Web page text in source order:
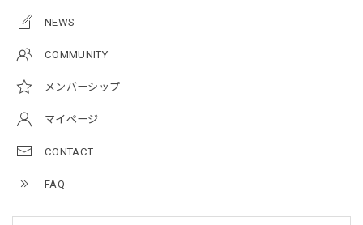
NEWS
COMMUNITY
メンバーシップ
マイページ
CONTACT
FAQ